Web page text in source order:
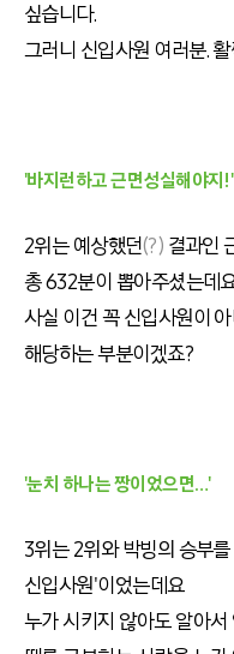
싶습니다.
그러니 신입사원 여러분.
'바지런하고 근면성실해야지!'
2위는 예상했던(?) 결과인
총 632분이 뽑아주셨는데
사실 이건 꼭 신입사원이
해당하는 부분이겠죠?
'눈치 하나는 짱이었으면…'
3위는 2위와 박빙의 승부
신입사원'이었는데요
누가 시키지 않아도 알아